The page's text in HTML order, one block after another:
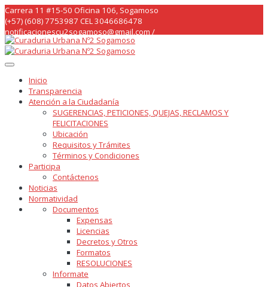
Skip
to
content
Carrera 11 #15-50 Oficina 106, Sogamoso
(+57) (608) 7753987 CEL 3046686478
notificacionescu2sogamoso@gmail.com /
curaduria2sogamoso@gmail.com /
Inicio
Transparencia
Atención a la Ciudadanía
SUGERENCIAS, PETICIONES, QUEJAS, RECLAMOS Y
FELICITACIONES
Ubicación
Requisitos y Trámites
Términos y Condiciones
Participa
Contáctenos
Noticias
Normatividad
Documentos
Expensas
Licencias
Decretos y Otros
Formatos
RESOLUCIONES
Informate
Datos Abiertos